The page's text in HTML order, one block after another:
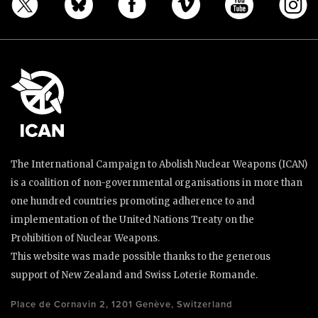
The International Campaign to Abolish Nuclear Weapons (ICAN)
is a coalition of non-governmental organisations in more than
one hundred countries promoting adherence to and
implementation of the United Nations Treaty on the
Prohibition of Nuclear Weapons.
This website was made possible thanks to the generous
support of New Zealand and Swiss Loterie Romande.
Place de Cornavin 2, 1201 Genève, Switzerland